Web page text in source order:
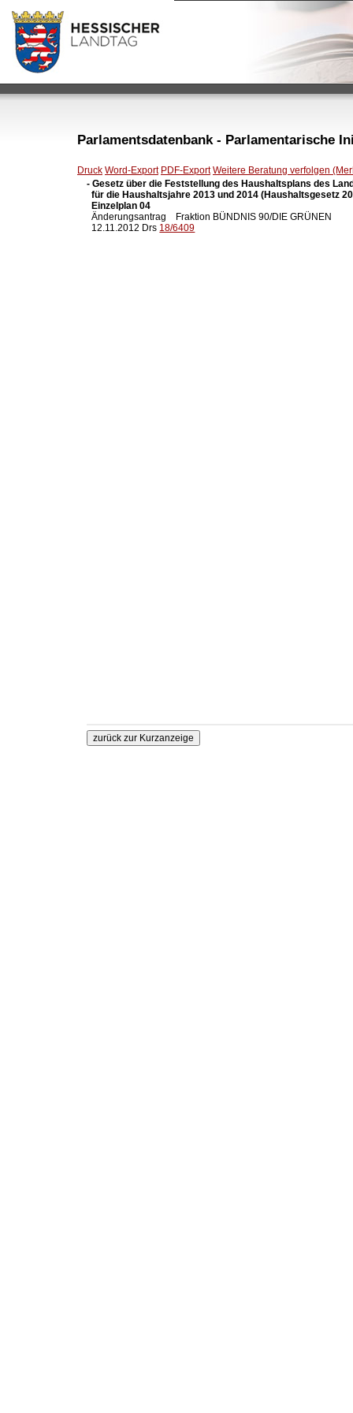
Parlamentsdatenbank - Parlamentarische
Druck Word-Export PDF-Export Weitere Beratung verfolgen
- Gesetz über die Feststellung des Haushaltsplans des
für die Haushaltsjahre 2013 und 2014 (Haushaltsgesetz
  Einzelplan 04
Änderungsantrag    Fraktion BÜNDNIS 90/DIE GRÜNEN
  12.11.2012 Drs
18/6409